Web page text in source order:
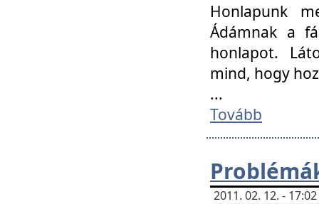
Honlapunk
Ádámnak a
honlapot.
mind, hogy
...
Tovább
2011. 02. 12. -